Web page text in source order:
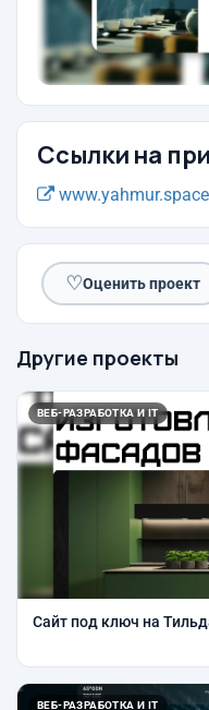
Ссылки на
www.yahmur.space
♡Оценить проект
Другие проекты
ВЕБ-РАЗРАБОТКА И IT
Сайт под ключ на
ВЕБ-РАЗРАБОТКА И IT